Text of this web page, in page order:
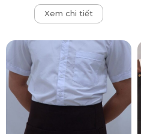
Được
xếp
hạng
Xem chi tiết